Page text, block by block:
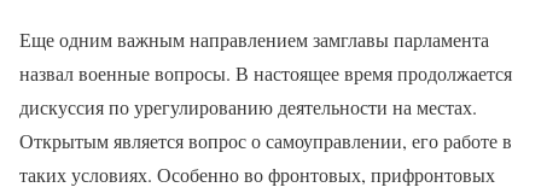
Еще одним важным направлением замглавы парламента
назвал военные вопросы. В настоящее время продолжается
дискуссия по урегулированию деятельности на местах.
Открытым является вопрос о самоуправлении, его работе в
таких условиях. Особенно во фронтовых, прифронтовых